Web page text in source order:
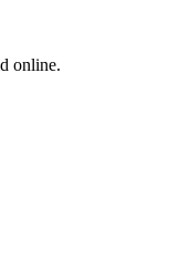
online.